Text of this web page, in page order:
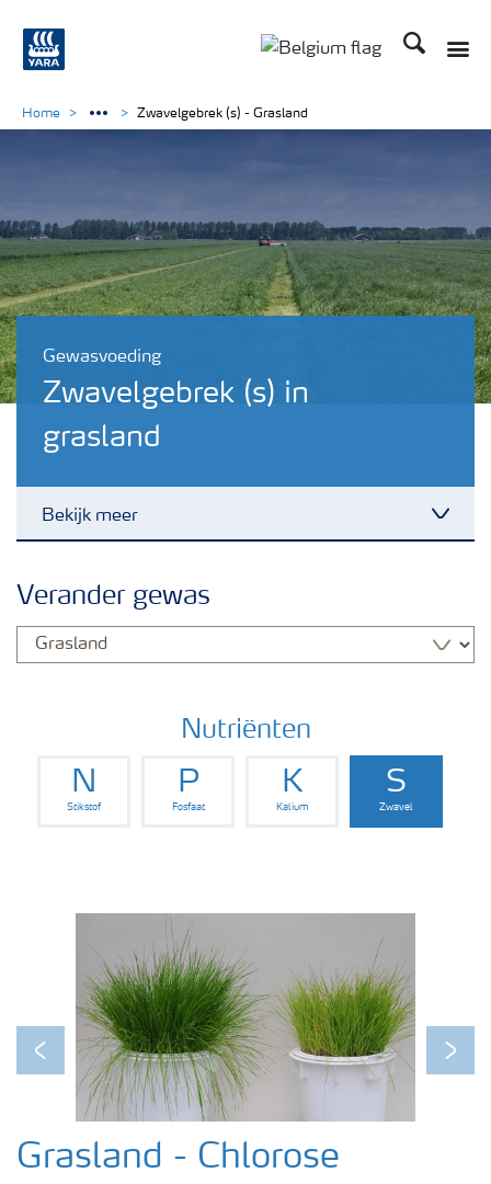
Zoek op
Gewasvoeding
Zwavelgebrek (s) in
grasland
Bekijk meer
Gewassen
Toolbox
Meststoffen veiligheid
Podcasts
Webinars
Home Zwavelgebrek (s) - Grasland
Verander gewas
Nutriënten
N
Stikstof
P
Fosfaat
K
Kalium
S
Zwavel
Previous Next
Grasland - Chlorose